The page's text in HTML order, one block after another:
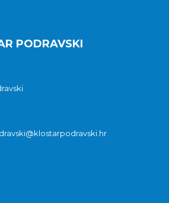
PODRAVSKI